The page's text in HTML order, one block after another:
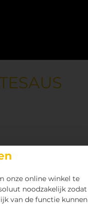
onze online winkel te
noodzakelijk zodat
van de functie kunnen